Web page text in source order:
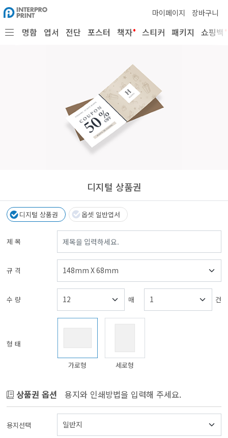
마이페이지 장바구니
명함 엽서 전단 포스터 책자• 스티커 패키지 쇼핑백•
디지털 상품권
디지털 상품권 옵셋 일반엽서
제 목
규 격
수 량 매 건
형 태
가로형 세로형
상품권 옵션 용지와 인쇄방법을 입력해 주세요.
용지선택